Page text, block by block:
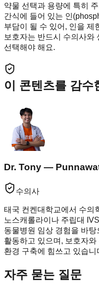
약물 선택과 용량에 특히
간식에 들어 있는 인
부담이 될 수 있어, 인을 제
보호자는 반드시 수의사와
선택해야 해요.
이 콘텐츠를 감수
Dr. Tony —
수의사
태국 컨켄대학교에서 수의
노스캐롤라이나 주립대
동물병원 임상 경험을 바
활동하고 있으며, 보호자
환경 구축에 힘쓰고 있습니
자주 묻는 질문